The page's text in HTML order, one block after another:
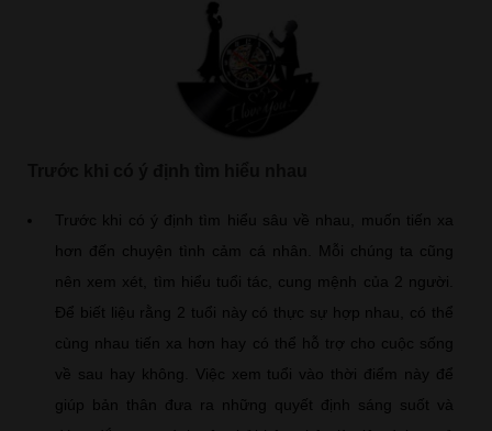
Trước khi có ý định tìm hiểu sâu về nhau, muốn tiến xa
hơn đến chuyện tình cảm cá nhân. Mỗi chúng ta cũng
nên xem xét, tìm hiểu tuổi tác, cung mệnh của 2 người.
Để biết liệu rằng 2 tuổi này có thực sự hợp nhau, có thể
cùng nhau tiến xa hơn hay có thể hỗ trợ cho cuộc sống
về sau hay không. Việc xem tuổi vào thời điểm này để
giúp bản thân đưa ra những quyết định sáng suốt và